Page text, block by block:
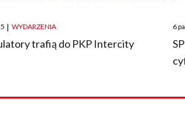
| WYDARZENIA
trafią do PKP Intercity
on
6